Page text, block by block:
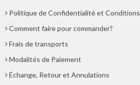
Politique de Confidentialité et Conditions
Comment faire pour commander?
Frais de transports
Modalités de Paiement
Échange, Retour et Annulations